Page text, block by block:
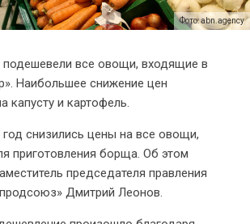
Фото: abn.agency
подешевели все овощи, входящие в
Наибольшее снижение цен
капусту и картофель.
год снизились цены на все овощи,
приготовления борща. Об этом
председателя правления
Дмитрий Леонов.